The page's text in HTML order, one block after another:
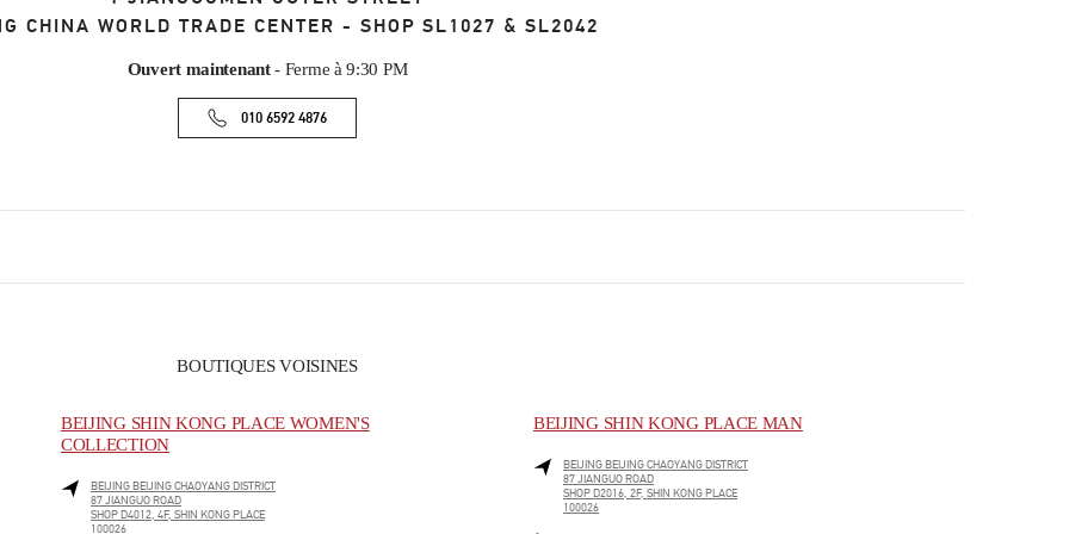
CHINA WORLD TRADE CENTER - SHOP SL1027 & SL2042
Ouvert maintenant- Ferme à 9:30 PM
010 6592 4876
BOUTIQUES VOISINES
BEIJING SHIN KONG PLACE WOMEN'S
COLLECTION
BEIJING BEIJINGCHAOYANG DISTRICT
87 JIANGUO ROAD
SHOP D4012, 4F, SHIN KONG PLACE
100026
BEIJING SHIN KONG PLACE MAN
BEIJING BEIJINGCHAOYANG DISTRICT
87 JIANGUO ROAD
SHOP D2016, 2F, SHIN KONG PLACE
100026